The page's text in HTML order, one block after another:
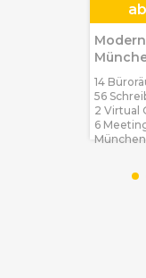
ab
14
56
2 Virtual
6